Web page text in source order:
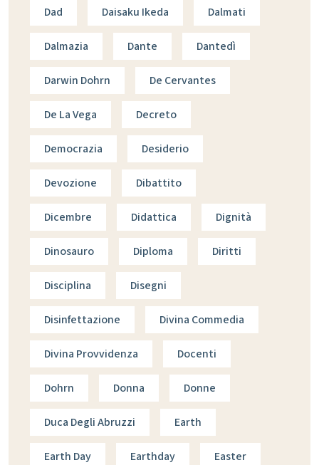
Dad Daisaku Ikeda Dalmati
Dalmazia Dante Dantedì
Darwin Dohrn De Cervantes
De La Vega Decreto
Democrazia Desiderio
Devozione Dibattito
Dicembre Didattica Dignità
Dinosauro Diploma Diritti
Disciplina Disegni
Disinfettazione Divina Commedia
Divina Provvidenza Docenti
Dohrn Donna Donne
Duca Degli Abruzzi Earth
Earth Day Earthday Easter